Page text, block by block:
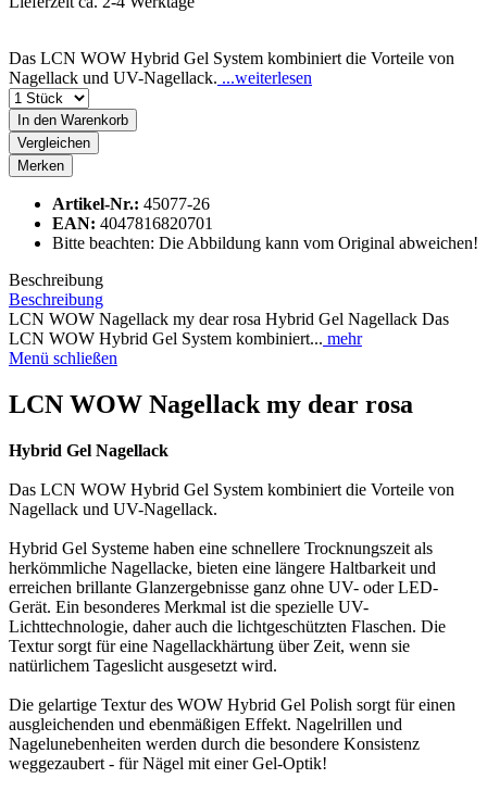
Das LCN WOW Hybrid Gel System kombiniert die Vorteile von
Nagellack und UV-Nagellack. ...weiterlesen
In den Warenkorb
Vergleichen
Merken
Artikel-Nr.: 45077-26
EAN: 4047816820701
Bitte beachten: Die Abbildung kann vom Original abweichen!
Beschreibung
Beschreibung
LCN WOW Nagellack my dear rosa Hybrid Gel Nagellack Das
LCN WOW Hybrid Gel System kombiniert... mehr
Menü schließen
LCN WOW Nagellack my dear rosa
Hybrid Gel Nagellack
Das LCN WOW Hybrid Gel System kombiniert die Vorteile von
Nagellack und UV-Nagellack.
Hybrid Gel Systeme haben eine schnellere Trocknungszeit als
herkömmliche Nagellacke, bieten eine längere Haltbarkeit und
erreichen brillante Glanzergebnisse ganz ohne UV- oder LED-
Gerät. Ein besonderes Merkmal ist die spezielle UV-
Lichttechnologie, daher auch die lichtgeschützten Flaschen. Die
Textur sorgt für eine Nagellackhärtung über Zeit, wenn sie
natürlichem Tageslicht ausgesetzt wird.
Die gelartige Textur des WOW Hybrid Gel Polish sorgt für einen
ausgleichenden und ebenmäßigen Effekt. Nagelrillen und
Nagelunebenheiten werden durch die besondere Konsistenz
weggezaubert - für Nägel mit einer Gel-Optik!